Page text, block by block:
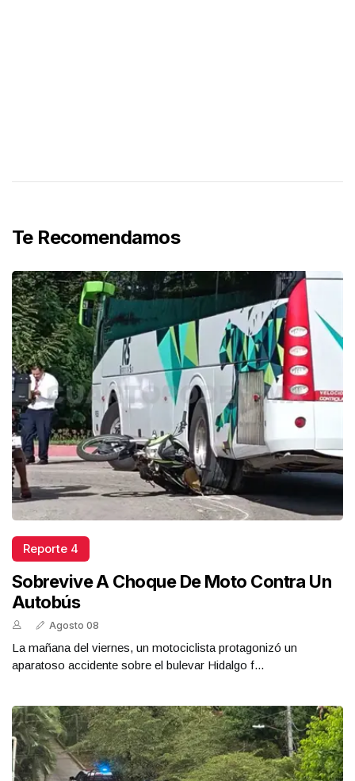
Te Recomendamos
Reporte 4
Sobrevive A Choque De Moto Contra Un
Autobús
Agosto 08
La mañana del viernes, un motociclista protagonizó un
aparatoso accidente sobre el bulevar Hidalgo f...